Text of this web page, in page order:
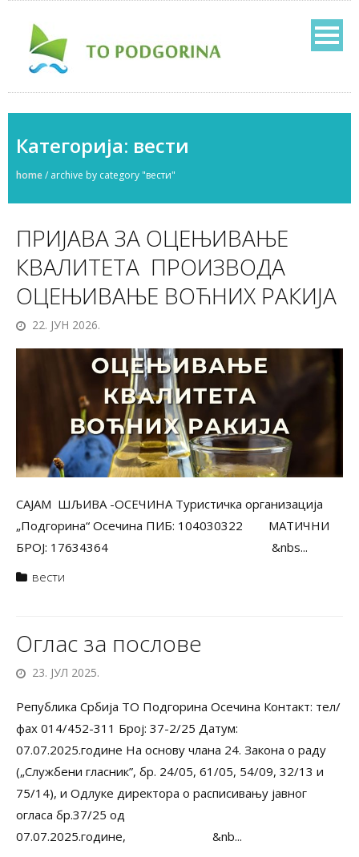
Категорија: вести
home/ archive by category "вести"
ПРИЈАВА ЗА ОЦЕЊИВАЊЕ
КВАЛИТЕТА ПРОИЗВОДА
ОЦЕЊИВАЊЕ ВОЋНИХ РАКИЈА
22. ЈУН 2026.
САЈАМ ШЉИВА -ОСЕЧИНА Туристичка организација
„Подгорина“ Осечина ПИБ: 104030322 МАТИЧНИ
БРОЈ: 17634364 &nbs...
вести
Оглас за послове
23. ЈУЛ 2025.
Република Србија ТО Подгорина Осечина Контакт: тел/
фах 014/452-311 Број: 37-2/25 Датум:
07.07.2025.године На основу члана 24. Закона о раду
(„Службени гласник”, бр. 24/05, 61/05, 54/09, 32/13 и
75/14), и Одлуке директора о расписивању јавног
огласа бр.37/25 од
07.07.2025.године, &nb...